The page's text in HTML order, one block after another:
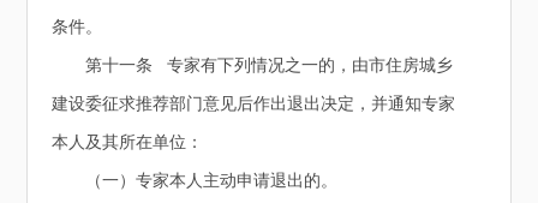
条件。
第十一条 专家有下列情况之一的，由市住房城乡
建设委征求推荐部门意见后作出退出决定，并通知专家
本人及其所在单位：
（一）专家本人主动申请退出的。